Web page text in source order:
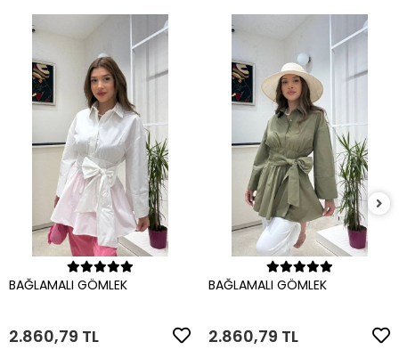
Sepete Ekle
BAĞLAMALI GÖMLEK
2.860,79 TL
Sepete Ekle
BAĞLAMALI GÖMLEK
2.860,79 TL